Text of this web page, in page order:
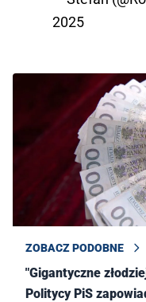
2025
ZOBACZ PODOBNE
"Gigantyczne
Politycy PiS